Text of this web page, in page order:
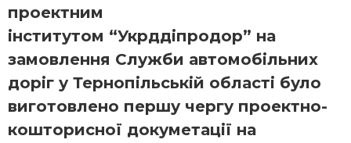
проектним
інститутом “Укрддіпродор” на
замовлення Служби автомобільних
доріг у Тернопільській області було
виготовлено першу чергу проектно-
кошторисної докуметації на